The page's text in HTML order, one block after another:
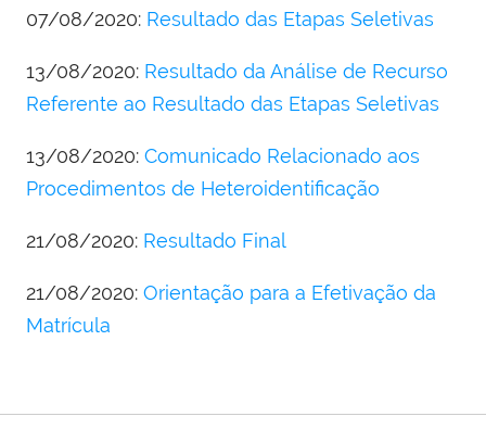
07/08/2020: Resultado das Etapas Seletivas
13/08/2020: Resultado da Análise de Recurso
Referente ao Resultado das Etapas Seletivas
13/08/2020: Comunicado Relacionado aos
Procedimentos de Heteroidentificação
21/08/2020: Resultado Final
21/08/2020: Orientação para a Efetivação da
Matrícula